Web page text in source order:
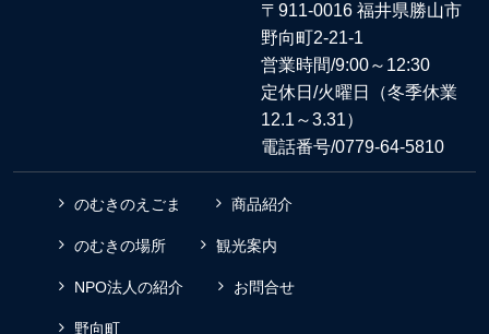
〒911-0016 福井県勝山市
野向町2-21-1
営業時間/9:00～12:30
定休日/火曜日（冬季休業
12.1～3.31）
電話番号/0779-64-5810
のむきのえごま 商品紹介
のむきの場所 観光案内
NPO法人の紹介 お問合せ
野向町